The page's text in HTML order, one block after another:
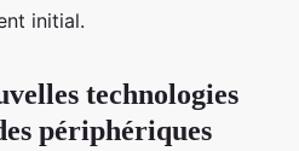
initial.
technologies
périphériques